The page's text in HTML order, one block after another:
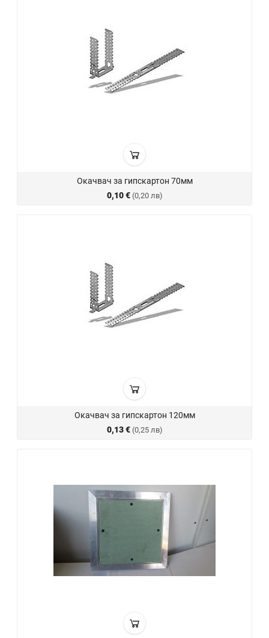
Окачвач за гипскартон 70мм
0,10 € (0,20 лв)
Окачвач за гипскартон 120мм
0,13 € (0,25 лв)